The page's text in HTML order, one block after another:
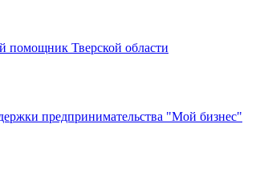
помощник Тверской области
предпринимательства "Мой бизнес"